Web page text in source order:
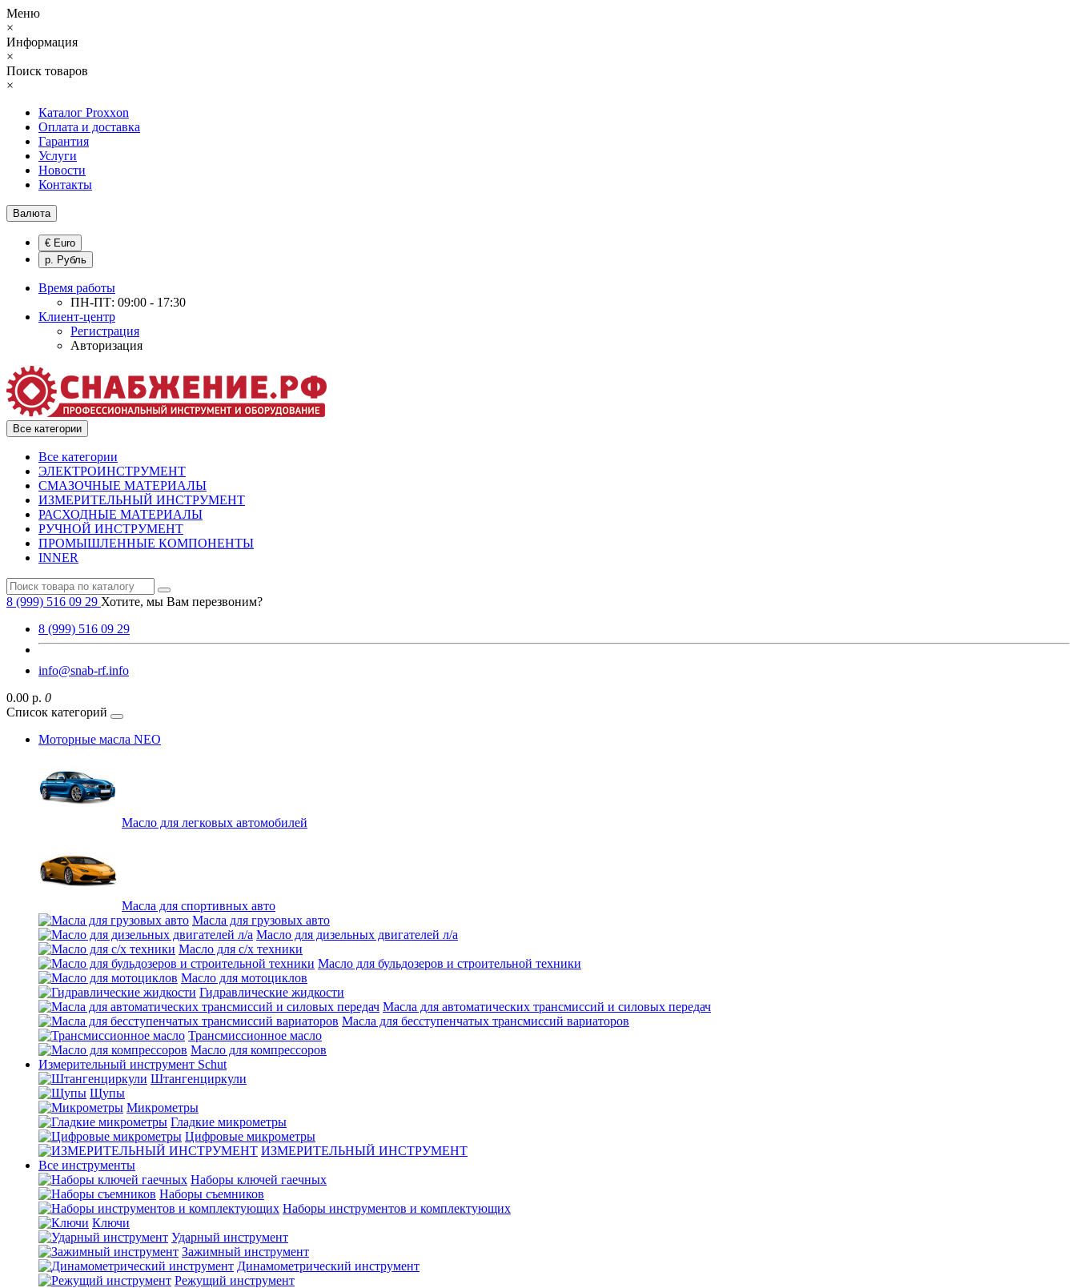
Меню
×
Информация
×
Поиск товаров
×
Каталог Proxxon
Оплата и доставка
Гарантия
Услуги
Новости
Контакты
Валюта
€ Euro
р. Рубль
Время работы
ПН-ПТ: 09:00 - 17:30
Клиент-центр
Регистрация
Авторизация
Все категории
Все категории
ЭЛЕКТРОИНСТРУМЕНТ
СМАЗОЧНЫЕ МАТЕРИАЛЫ
ИЗМЕРИТЕЛЬНЫЙ ИНСТРУМЕНТ
РАСХОДНЫЕ МАТЕРИАЛЫ
РУЧНОЙ ИНСТРУМЕНТ
ПРОМЫШЛЕННЫЕ КОМПОНЕНТЫ
INNER
8 (999) 516 09 29 Хотите, мы Вам перезвоним?
8 (999) 516 09 29
info@snab-rf.info
0.00 р. 0
Список категорий
Моторные масла NEO
Масло для легковых автомобилей
Масла для спортивных авто
Масла для грузовых авто
Масло для дизельных двигателей л/а
Масло для с/х техники
Масло для бульдозеров и строительной техники
Масло для мотоциклов
Гидравлические жидкости
Масла для автоматических трансмиссий и силовых передач
Масла для бесступенчатых трансмиссий вариаторов
Трансмиссионное масло
Масло для компрессоров
Измерительный инструмент Schut
Штангенциркули
Щупы
Микрометры
Гладкие микрометры
Цифровые микрометры
ИЗМЕРИТЕЛЬНЫЙ ИНСТРУМЕНТ
Все инструменты
Наборы ключей гаечных
Наборы съемников
Наборы инструментов и комплектующих
Ключи
Ударный инструмент
Зажимный инструмент
Динамометрический инструмент
Режущий инструмент